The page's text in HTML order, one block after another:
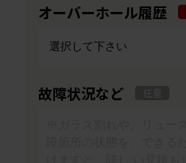
オーバーホール履歴
故障状況など